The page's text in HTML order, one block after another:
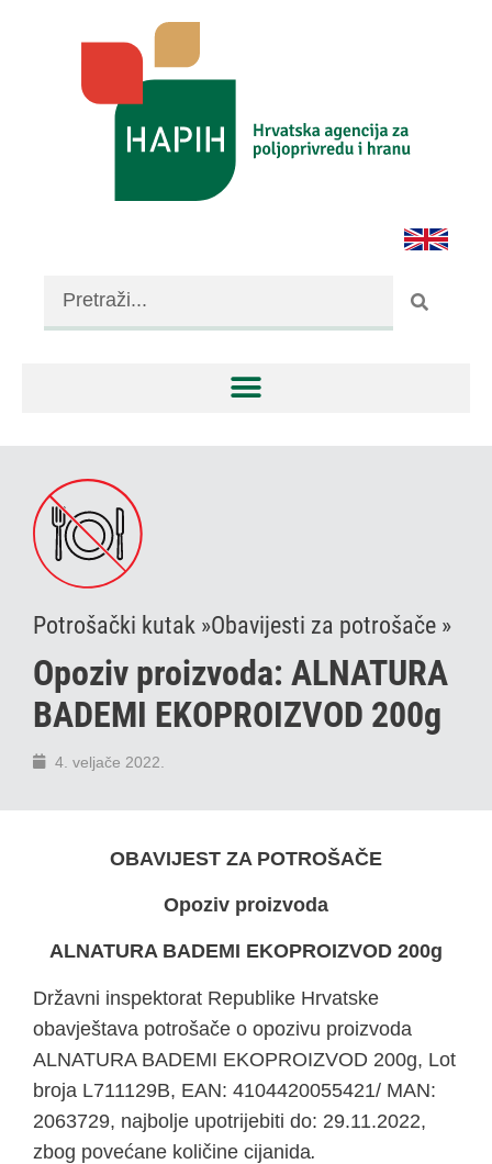
Potrošački kutak »Obavijesti za potrošače »
Opoziv proizvoda: ALNATURA
BADEMI EKOPROIZVOD 200g
4. veljače 2022.
OBAVIJEST ZA POTROŠAČE
Opoziv proizvoda
ALNATURA BADEMI EKOPROIZVOD 200g
Državni inspektorat Republike Hrvatske
obavještava potrošače o opozivu proizvoda
ALNATURA BADEMI EKOPROIZVOD 200g, Lot
broja L711129B, EAN: 4104420055421/ MAN:
2063729, najbolje upotrijebiti do: 29.11.2022,
zbog povećane količine cijanida.